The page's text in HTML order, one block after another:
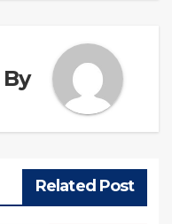
By
Related Post